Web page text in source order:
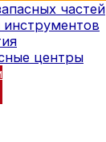
частей
центры